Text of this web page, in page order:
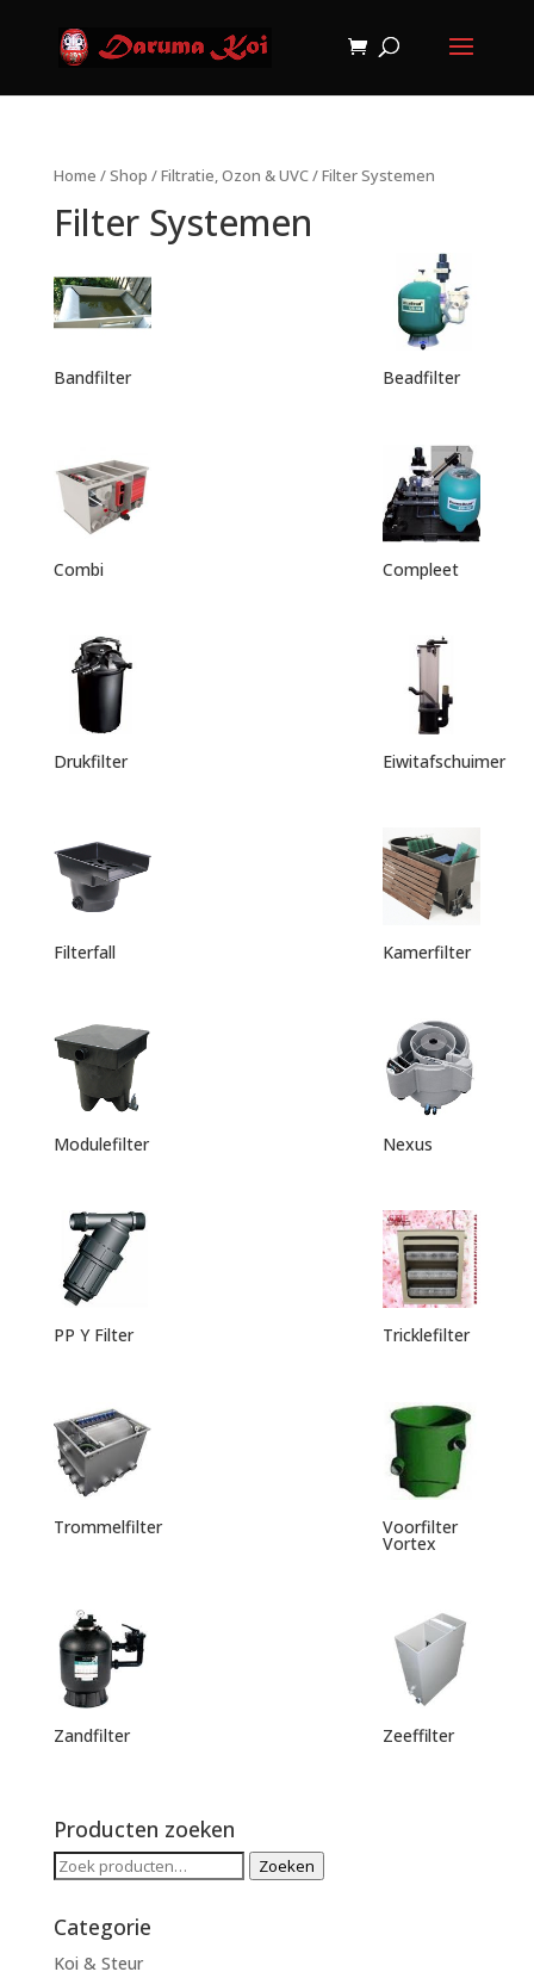
Home /Shop /Filtratie, Ozon & UVC/ Filter Systemen
Filter Systemen
Bandfilter Beadfilter
Combi Compleet
Drukfilter Eiwitafschuimer
Filterfall Kamerfilter
Modulefilter Nexus
PP Y Filter Tricklefilter
Trommelfilter Voorfilter
Vortex
Zandfilter Zeeffilter
Producten zoeken
Zoeken
Zoeken
Categorie
Koi & Steur